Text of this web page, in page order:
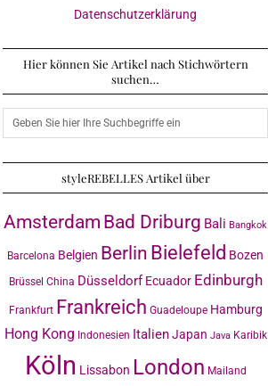
Datenschutzerklärung
Hier können Sie Artikel nach Stichwörtern
suchen…
styleREBELLES Artikel über
Amsterdam Bad Driburg Bali Bangkok
Barcelona Belgien Berlin Bielefeld Bozen
Brüssel China Düsseldorf Ecuador Edinburgh
Frankfurt Frankreich Guadeloupe Hamburg
Hong Kong Indonesien Italien Japan Java Karibik
Köln Lissabon London Mailand